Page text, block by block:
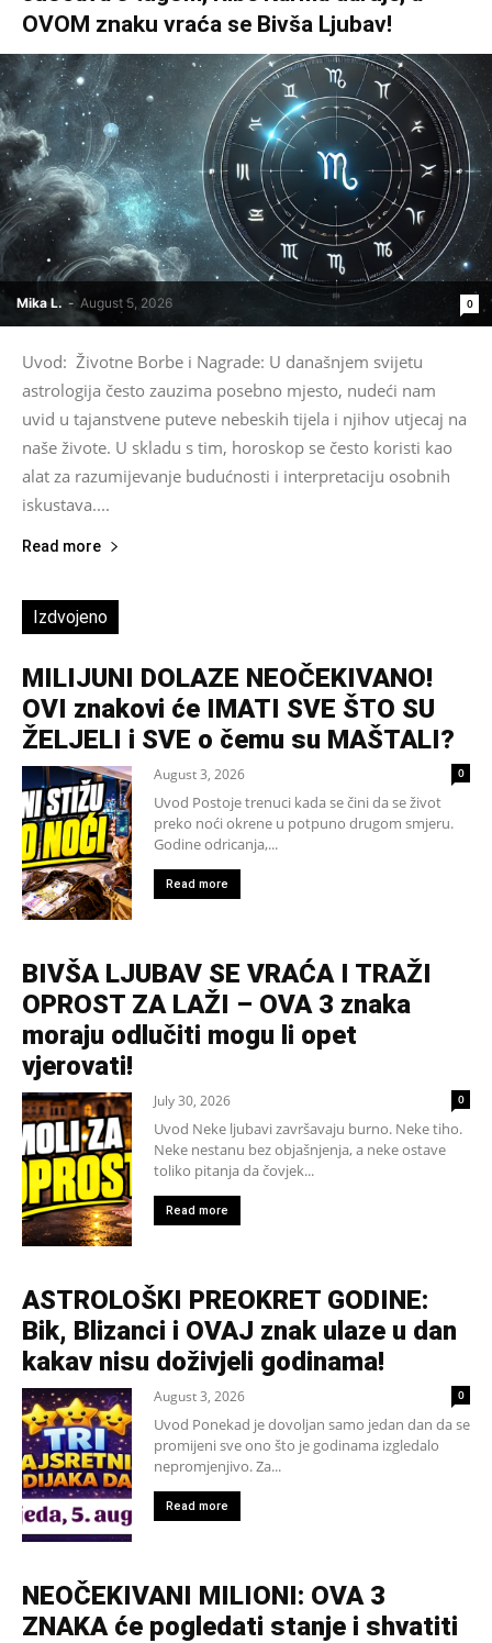
OVOM znaku vraća se Bivša Ljubav!
Mika L. - August 5, 2026 0
Uvod: Životne Borbe i Nagrade: U današnjem svijetu
astrologija često zauzima posebno mjesto, nudeći nam
uvid u tajanstvene puteve nebeskih tijela i njihov utjecaj na
naše živote. U skladu s tim, horoskop se često koristi kao
alat za razumijevanje budućnosti i interpretaciju osobnih
iskustava....
Read more
Izdvojeno
MILIJUNI DOLAZE NEOČEKIVANO!
OVI znakovi će IMATI SVE ŠTO SU
ŽELJELI i SVE o čemu su MAŠTALI?
August 3, 2026 0
Uvod Postoje trenuci kada se čini da se život
preko noći okrene u potpuno drugom smjeru.
Godine odricanja,...
Read more
BIVŠA LJUBAV SE VRAĆA I TRAŽI
OPROST ZA LAŽI – OVA 3 znaka
moraju odlučiti mogu li opet
vjerovati!
July 30, 2026 0
Uvod Neke ljubavi završavaju burno. Neke tiho.
Neke nestanu bez objašnjenja, a neke ostave
toliko pitanja da čovjek...
Read more
ASTROLOŠKI PREOKRET GODINE:
Bik, Blizanci i OVAJ znak ulaze u dan
kakav nisu doživjeli godinama!
August 3, 2026 0
Uvod Ponekad je dovoljan samo jedan dan da se
promijeni sve ono što je godinama izgledalo
nepromjenjivo. Za...
Read more
NEOČEKIVANI MILIONI: OVA 3
ZNAKA će pogledati stanje i shvatiti